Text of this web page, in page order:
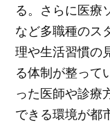
る。さらに医療
など多職種のス
理や生活習慣の
る体制が整って
った医師や診療
できる環境が都